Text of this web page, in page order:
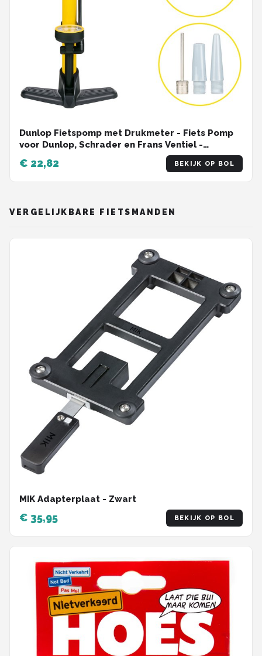
Dunlop Fietspomp met Drukmeter - Fiets Pomp
voor Dunlop, Schrader en Frans Ventiel -
Staande Pomp Incl. Adaptoren voor
Waterspeelgoed en Ballen
€ 22,82 BEKIJK OP BOL
VERGELIJKBARE FIETSMANDEN
MIK Adapterplaat - Zwart
€ 35,95 BEKIJK OP BOL